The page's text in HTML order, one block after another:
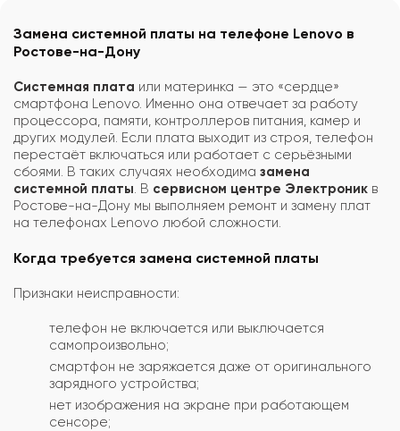
Замена системной платы на телефоне Lenovo в
Ростове-на-Дону
Системная плата или материнка — это «сердце»
смартфона Lenovo. Именно она отвечает за работу
процессора, памяти, контроллеров питания, камер и
других модулей. Если плата выходит из строя, телефон
перестаёт включаться или работает с серьёзными
сбоями. В таких случаях необходима замена
системной платы . В сервисном центре Электроник в
Ростове-на-Дону мы выполняем ремонт и замену плат
на телефонах Lenovo любой сложности.
Когда требуется замена системной платы
Признаки неисправности:
телефон не включается или выключается
самопроизвольно;
смартфон не заряжается даже от оригинального
зарядного устройства;
нет изображения на экране при работающем
сенсоре;